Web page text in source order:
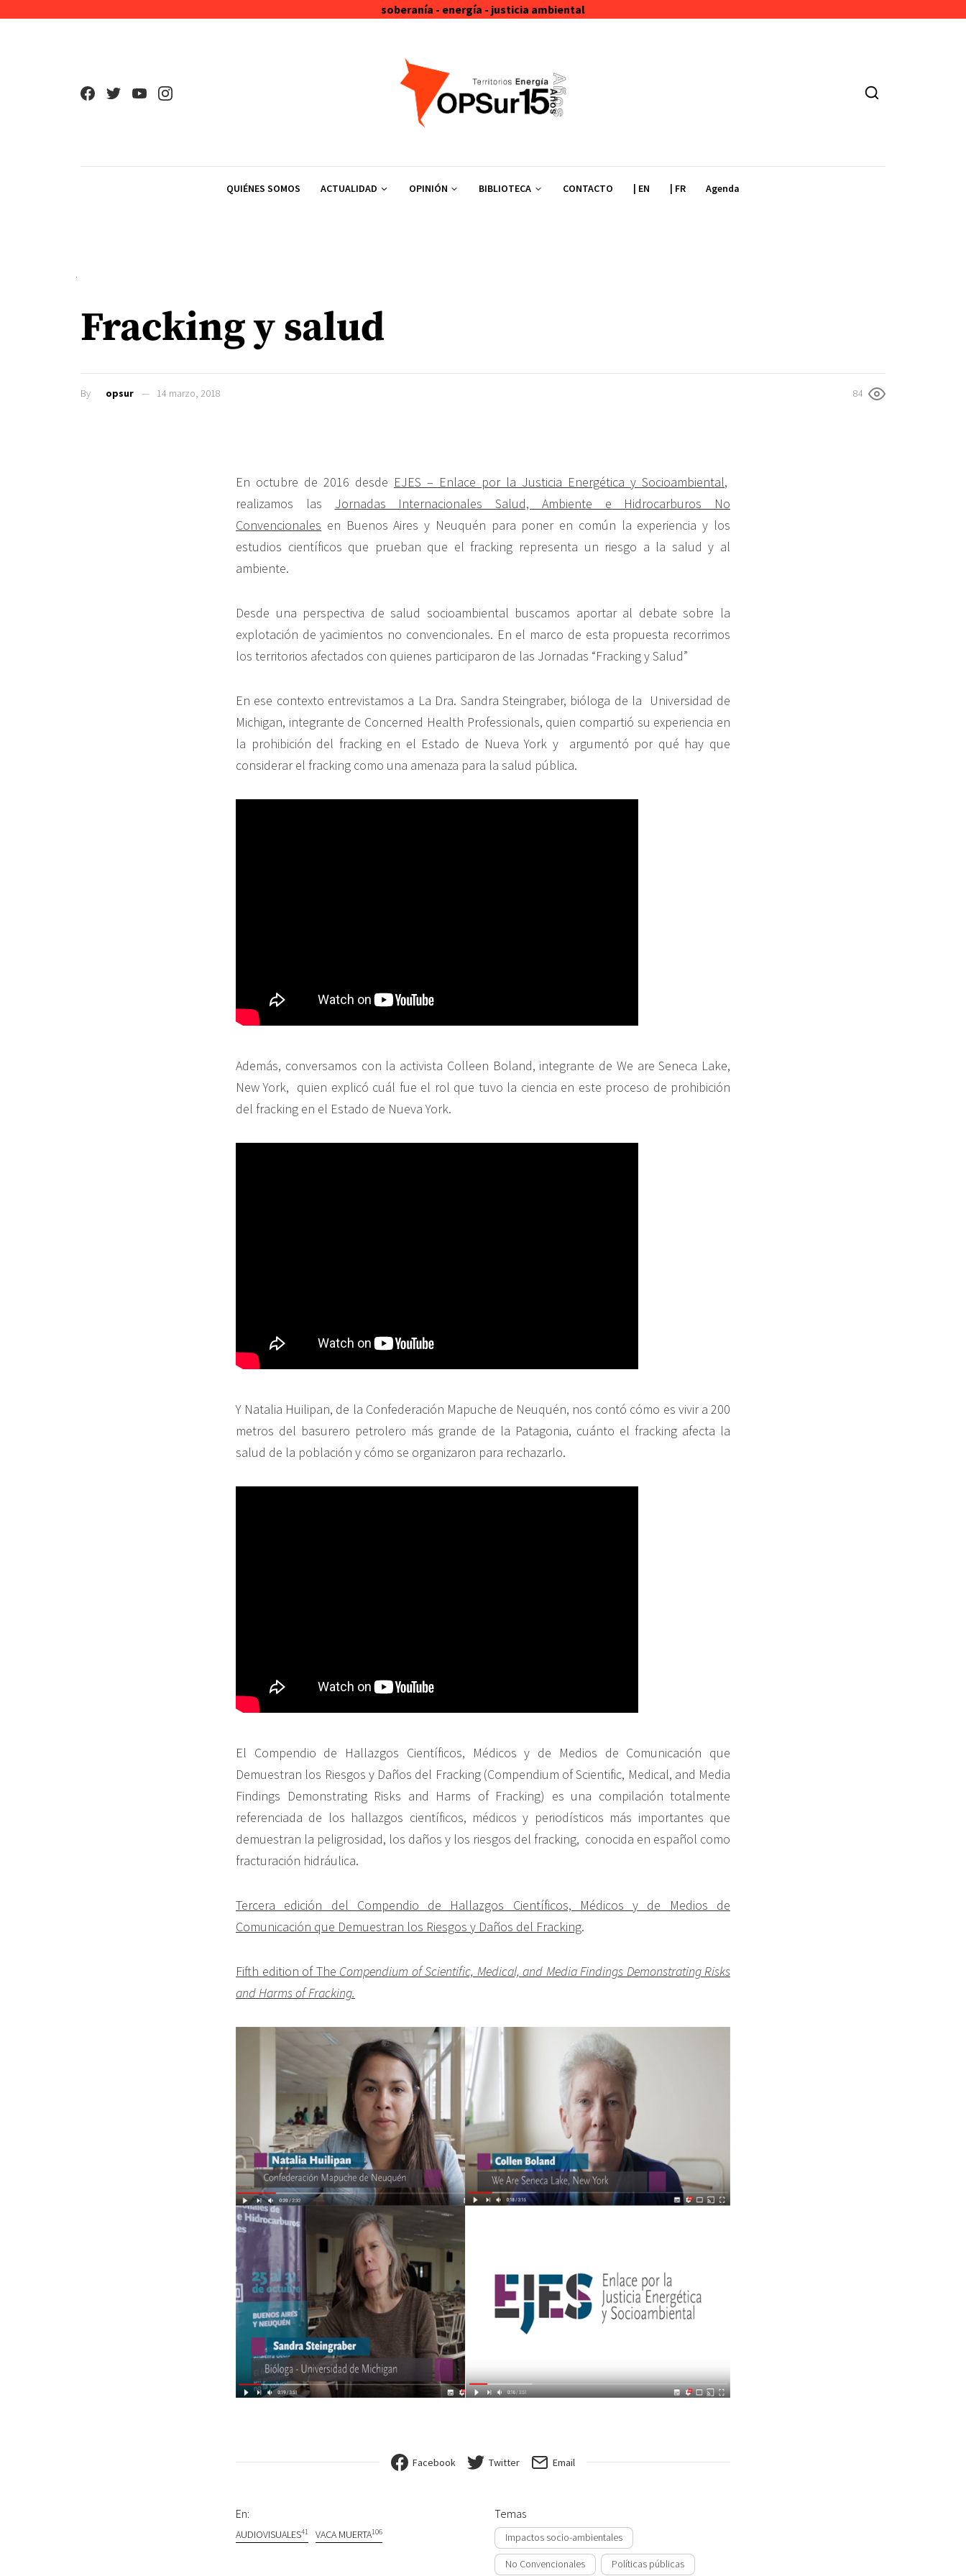
soberanía - energía - justicia ambiental
QUIÉNES SOMOS ACTUALIDAD OPINIÓN BIBLIOTECA CONTACTO | EN | FR Agenda
Fracking y salud
By opsur 14 marzo, 2018 84
En octubre de 2016 desde EJES – Enlace por la Justicia Energética y Socioambiental,
realizamos las Jornadas Internacionales Salud, Ambiente e Hidrocarburos No
Convencionales en Buenos Aires y Neuquén para poner en común la experiencia y los
estudios científicos que prueban que el fracking representa un riesgo a la salud y al
ambiente.
Desde una perspectiva de salud socioambiental buscamos aportar al debate sobre la
explotación de yacimientos no convencionales. En el marco de esta propuesta recorrimos
los territorios afectados con quienes participaron de las Jornadas “Fracking y Salud”
En ese contexto entrevistamos a La Dra. Sandra Steingraber, bióloga de la Universidad de
Michigan, integrante de Concerned Health Professionals, quien compartió su experiencia en
la prohibición del fracking en el Estado de Nueva York y argumentó por qué hay que
considerar el fracking como una amenaza para la salud pública.
Además, conversamos con la activista Colleen Boland, integrante de We are Seneca Lake,
New York, quien explicó cuál fue el rol que tuvo la ciencia en este proceso de prohibición
del fracking en el Estado de Nueva York.
Y Natalia Huilipan, de la Confederación Mapuche de Neuquén, nos contó cómo es vivir a 200
metros del basurero petrolero más grande de la Patagonia, cuánto el fracking afecta la
salud de la población y cómo se organizaron para rechazarlo.
El Compendio de Hallazgos Científicos, Médicos y de Medios de Comunicación que
Demuestran los Riesgos y Daños del Fracking (Compendium of Scientific, Medical, and Media
Findings Demonstrating Risks and Harms of Fracking) es una compilación totalmente
referenciada de los hallazgos científicos, médicos y periodísticos más importantes que
demuestran la peligrosidad, los daños y los riesgos del fracking, conocida en español como
fracturación hidráulica.
Tercera edición del Compendio de Hallazgos Científicos, Médicos y de Medios de
Comunicación que Demuestran los Riesgos y Daños del Fracking.
Fifth edition of The Compendium of Scientific, Medical, and Media Findings Demonstrating Risks
and Harms of Fracking.
Facebook Twitter Email
En:
AUDIOVISUALES41 VACA MUERTA106
Temas
Impactos socio-ambientales
No Convencionales Políticas públicas